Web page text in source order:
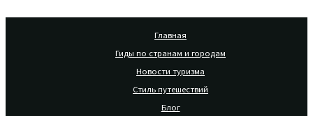
Главная
Гиды по странам и городам
Новости туризма
Стиль путешествий
Блог